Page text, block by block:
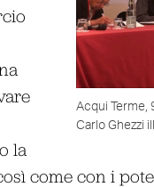
Acqui Terme,
Carlo Ghezzi
la
come con i